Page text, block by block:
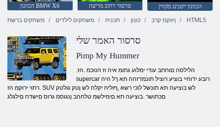
הכוונון BMW X6 סרסור רחוב מריצה
הכוונון ייטנינג מקווין
משחקים ברשת
משחקים לילדים תכנית כונון ןיווקמ קרב HTML5
סרסור האמר שלי
Pimp My Hummer
.הלילסה םוחתב עודי ימלוע גתומ איה וז הנוכמ .הז
supercar רובע ידוחיי בוציע רוציל תונמדזהה תא ךל היה
.רתוי ירוקמ הז SUV לש בוציעה תא תונשל לוכי רשא ,ףוליח יקלח לש ןטק גולטק
םכתושר .בוציעה תא םימילשמ טלחהב ןנגוסמ גרוס םישדח םילגלג